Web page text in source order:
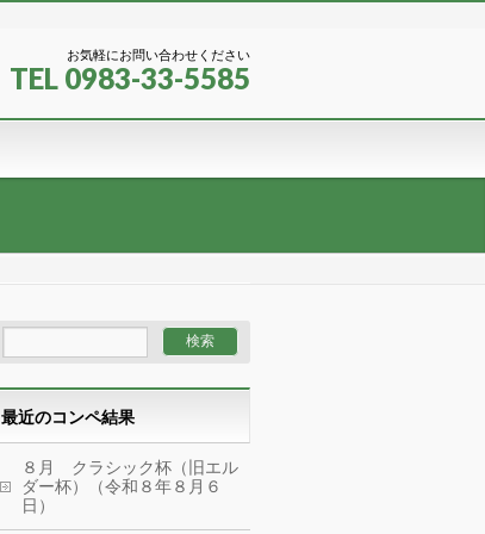
お気軽にお問い合わせください
TEL 0983-33-5585
最近のコンペ結果
８月 クラシック杯（旧エル
ダー杯）（令和８年８月６
日）